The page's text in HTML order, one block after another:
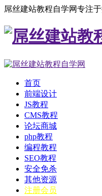
屌丝建站教程自学网专注
首页
前端设计
JS教程
CMS教程
论坛商城
php教程
编程教程
SEO教程
安全免杀
其他资源
注册会员